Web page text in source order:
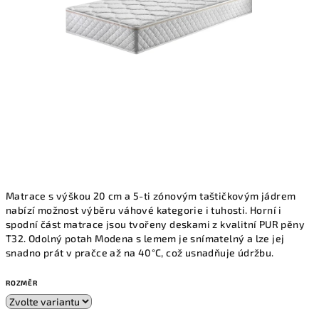
Matrace s výškou 20 cm a 5-ti zónovým taštičkovým jádrem
nabízí možnost výběru váhové kategorie i tuhosti. Horní i
spodní část matrace jsou tvořeny deskami z kvalitní PUR pěny
T32. Odolný potah Modena s lemem je snímatelný a lze jej
snadno prát v pračce až na 40°C, což usnadňuje údržbu.
ROZMĚR